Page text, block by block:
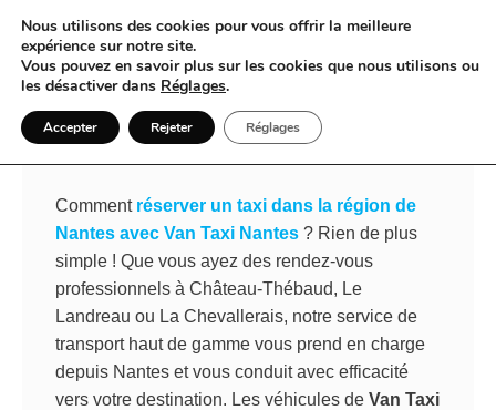
Quand l’ingéniosité redéfinit le
voyage : votre taxi d’exception au
cœur de Nantes
Comment réserver un taxi dans la région de
Nantes avec Van Taxi Nantes ? Rien de plus
simple ! Que vous ayez des rendez-vous
professionnels à Château-Thébaud, Le
Landreau ou La Chevallerais, notre service de
transport haut de gamme vous prend en charge
depuis Nantes et vous conduit avec efficacité
vers votre destination. Les véhicules de Van Taxi
Nous utilisons des cookies pour vous offrir la meilleure
expérience sur notre site.
Vous pouvez en savoir plus sur les cookies que nous utilisons ou
les désactiver dans Réglages.
Accepter Rejeter Réglages